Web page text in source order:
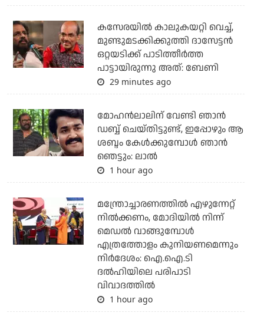
കസേരയിൽ കാലുകയറ്റി വെച്ച്,
മുണ്ടുമടക്കിക്കുത്തി ദാസേട്ടൻ
ഒറ്റയടിക്ക് പാടിത്തീർത്ത
പാട്ടായിരുന്നു അത്: ബേണി
29 minutes ago
മോഹൻലാലിന് വേണ്ടി ഞാൻ
ഡബ്ബ് ചെയ്തിട്ടുണ്ട്, ഇപ്പോഴും ആ
ശബ്ദം കേൾക്കുമ്പോൾ ഞാൻ
ഞെട്ടും: ലാൽ
1 hour ago
മന്ത്രോച്ചാരണത്തില്‍ എഴുന്നേറ്റ്
നില്‍ക്കണം, മോദിയില്‍ നിന്ന്
മെഡല്‍ വാങ്ങുമ്പോള്‍
എത്രത്തോളം കുനിയണമെന്നും
നിര്‍ദേശം: ഐ.ഐ.ടി
ദല്‍ഹിയിലെ പരിപാടി
വിവാദത്തില്‍
1 hour ago